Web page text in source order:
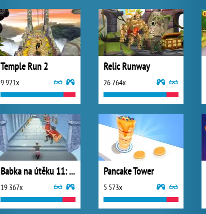
Temple Run 2
9 921x
Relic Runway
26 764x
Babka na útěku 11: Rusko
19 367x
Pancake Tower
5 573x